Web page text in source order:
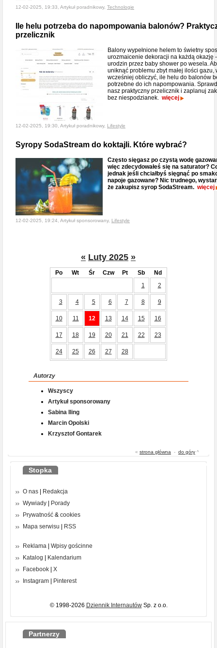
12-02-2025, 19:33, Artykuł poradnikowy, Technologie
Ile helu potrzeba do napompowania balonów?
przelicznik
Balony wypełnione helem to świetny
urozmaicenie dekoracji na każdą okazję
urodzin przez baby shower po wesela.
uniknąć problemu zbyt małej ilości gazu,
wcześniej obliczyć, ile helu do balonów
potrzebne do ich napompowania.
nasz praktyczny przelicznik i zaplanuj
bez niespodzianek. więcej
12-02-2025, 19:30, Artykuł poradnikowy, Lifestyle
Syropy SodaStream do koktajli. Które wybrać?
Często sięgasz po czystą wodę
więc zdecydowałeś się na saturator?
jednak jeśli chciałbyś sięgnąć po
napoje gazowane? Nic trudnego,
że zakupisz syrop SodaStream. więcej
12-02-2025, 19:24, Artykuł sponsorowany, Lifestyle
« Luty 2025 »
Po Wt Śr Czw Pt Sb
Nd
1
2
3 4 5 6 7 8 9
10 11 12 13 14 15 16
17 18 19 20 21 22 23
24 25 26 27 28
Autorzy
Wszyscy
Artykuł sponsorowany
Sabina Iling
Marcin Opolski
Krzysztof Gontarek
« strona główna - do góry ^
Stopka
O nas
Redakcja
Wywiady
Porady
Prywatność & cookies
Mapa serwisu
RSS
Reklama
Wpisy gościnne
Katalog
Kalendarium
Facebook
X
Instagram
Pinterest
© 1998-2026 Dziennik InternautówSp. z o.o.
Partnerzy